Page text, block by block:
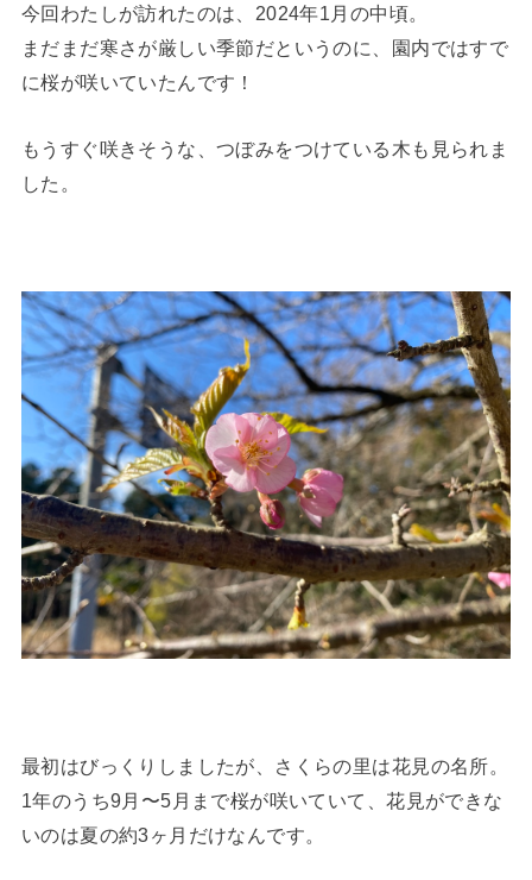
今回わたしが訪れたのは、2024年1月の中頃。
まだまだ寒さが厳しい季節だというのに、園内ではすで
に桜が咲いていたんです！
もうすぐ咲きそうな、つぼみをつけている木も見られま
した。
最初はびっくりしましたが、さくらの里は花見の名所。
1年のうち9月〜5月まで桜が咲いていて、花見ができな
いのは夏の約3ヶ月だけなんです。